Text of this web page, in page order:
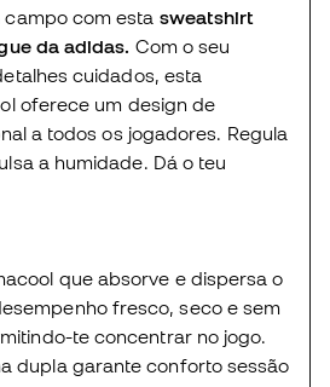
campo com esta sweatshirt
da adidas. Com o seu
cuidados, esta
oferece um design de
a todos os jogadores. Regula
a humidade. Dá o teu
que absorve e dispersa o
fresco, seco e sem
te concentrar no jogo.
dupla garante conforto sessão